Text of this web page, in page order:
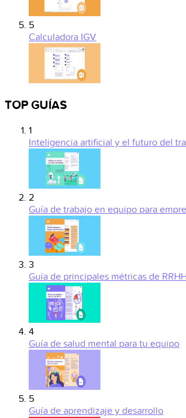
5
Calculadora IGV
TOP GUÍAS
1
Inteligencia artificial y el futuro del
2
Guía de trabajo en equipo para
3
Guía de principales métricas de RRHH
4
Guía de salud mental para tu equipo
5
Guía de aprendizaje y desarrollo